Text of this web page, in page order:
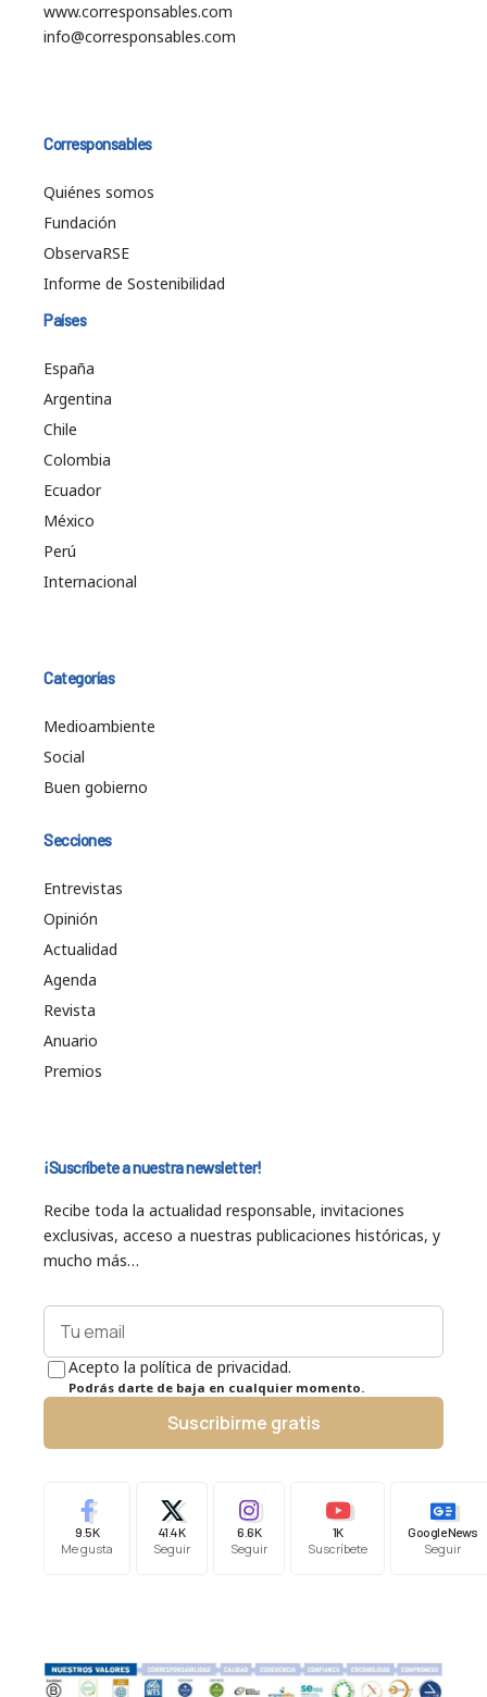
www.corresponsables.com
info@corresponsables.com
Corresponsables
Quiénes somos
Fundación
ObservaRSE
Informe de Sostenibilidad
Países
España
Argentina
Chile
Colombia
Ecuador
México
Perú
Internacional
Categorías
Medioambiente
Social
Buen gobierno
Secciones
Entrevistas
Opinión
Actualidad
Agenda
Revista
Anuario
Premios
¡Suscríbete a nuestra newsletter!
Recibe toda la actualidad responsable, invitaciones
exclusivas, acceso a nuestras publicaciones históricas, y
mucho más…
Acepto la política de privacidad.
Podrás darte de baja en cualquier momento.
Suscribirme gratis
9.5K
Me gusta
41.4K
Seguir
6.6K
Seguir
1K
Suscríbete
Google News
Seguir